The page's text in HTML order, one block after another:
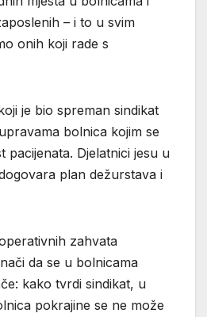
– i to u svim
onih koji rade s
je bio spreman sindikat
bolnica kojim se
pacijenata. Djelatnici jesu u
plan dežurstava i
zahvata
da se u bolnicama
kako tvrdi sindikat, u
pokrajine se ne može